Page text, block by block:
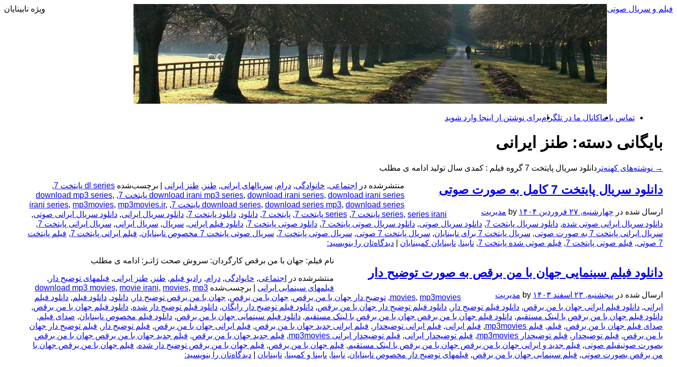
رفتن
فیلم و سریال صوتی ویژه نابینایان
تماس با ماکانال ما در تلگرامبرای نوشتن از اینجا وارد شوید
بایگانی دسته: طنز ایرانی
→ نوشته‌های کهنه‌تر
دانلود سریال پایتخت 7 کامل به صورت صوتی
ارسال شده در چهارشنبه, ۲۷ فروردین ۱۴۰۴ by مدیریت
دانلود سریال پایتخت 7 گروه فیلم : کمدی سال تولید ادامه ی مطلب
منتشرشده در اجتماعی, خانوادگی, درام, سریالهای ایرانی, طنز , طنز ایرانی برچسب‌شده dl series پایتخت 7
,
download irani mp3 series, download irani series, download irani series پایتخت 7 ,
download mp3 series,
download series, download series mp3, download series پایتخت 7 ,
irani series, mp3movies, mp3movies.ir,
series, series irani پایتخت 7 , series پایتخت 7 , پایتخت 7 , دانلود, دانلود پایتخت 7 , دانلود سریال ایرانی, دانلود سریال ایرانی صوتی,
دانلود سریال ایرانی صوتی شده, دانلود سریال پایتخت 7 , دانلود سریال صوتی, دانلود سریال صوتی پایتخت 7 , دانلود صوتی پایتخت 7 , دانلود فیلم ایرانی, سریال, سریال ایرانی, سریال ایرانی پایتخت 7
,
سریال ایرانی پایتخت 7 به صورت صوتی
, سریال پایتخت 7 برای نابینایان , سریال پایتخت 7 صوتی , سریال صوتی پایتخت 7 , سریال صوتی پایتخت 7 مخصوص نابینایان , فیلم ایرانی پایتخت 7 , فیلم پایتخت
7 صوتی
, فیلم صوتی پایتخت 7 , فیلم صوتی شده پایتخت 7 , نابینا, نابینایان کمبینایان دیدگاه‌تان را بنویسید:
دانلود فیلم سینمایی جهان با من برقص به صورت توضیح دار
ارسال شده در پنجشنبه, ۲۳ اسفند ۱۴۰۳ by مدیریت
نام فیلم: جهان با من برقص کارگردان: سروش صحت ژانـر: ادامه ی مطلب
منتشرشده در اجتماعی, خانوادگی, درام, رادیو فیلم, طنز , طنز ایرانی, فیلمهای توضیح دار ,
فیلمهای سینمایی ایرانی
برچسب‌شده download mp3 movies, movie irani, movies, mp3
movies, mp3movies
, توضیح دار جهان با من برقص, جهان با من برقص, جهان با من برقص توضیح دار , دانلود, دانلود فیلم, دانلود فیلم
ایرانی, دانلود فیلم ایرانی جهان با من برقص, دانلود فیلم توضیح دار , دانلود فیلم توضیح دار جهان با من برقص, دانلود فیلم توضیح دار رایگان, دانلود فیلم توضیح دار شده, دانلود فیلم جهان با من برقص,
دانلود فیلم جهان با من برقص با لینک مستقیم, دانلود فیلم جهان با من برقص جهان با من برقص با لینک مستقیم, دانلود فیلم سینمایی جهان با من برقص, دانلود فیلم مخصوص نابینایان, صدای فیلم,
صدای فیلم جهان با من برقص, فیلم, فیلم mp3movies , فیلم ایرانی, فیلم ایرانی توضیحدار , فیلم ایرانی جدید جهان با من برقص, فیلم ایرانی جهان با من برقص, فیلم توضیح دار , فیلم توضیح دار جهان
با من برقص, فیلم توضیحدار , فیلم توضیحدار mp3movies , فیلم توضیحدار ایرانی, فیلم توضیحدار ایرانی mp3movies , فیلم جدید جهان با من برقص, فیلم جدید جهان با من برقص جهان با من برقص
بصورت صوتیفیلم صوتی, فیلم جدید و ایرانی جهان با من برقص جهان با من برقص با لینک مستقیم, فیلم جهان با من برقص, فیلم جهان با من برقص توضیح دار شده, فیلم جهان با من برقص جهان با
من برقص بصورت صوتی, فیلم سینمایی جهان با من برقص, فیلمهای توضیح دار مخصوص نابینایان, نابینا, نابینا و کمبینا, نابینایان دیدگاه‌تان را بنویسید: